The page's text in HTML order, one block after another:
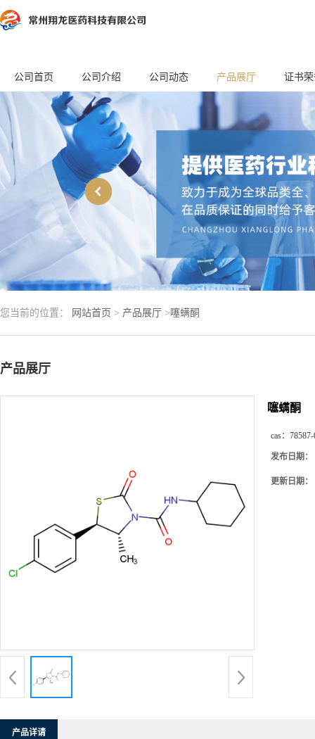
公司首页 公司介绍 公司动态 产品展厅 证书
您当前的位置： 网站首页 > 产品展厅 >噻螨酮
产品展厅
噻螨酮
cas：
发布日期：
更新日期：
产品详请